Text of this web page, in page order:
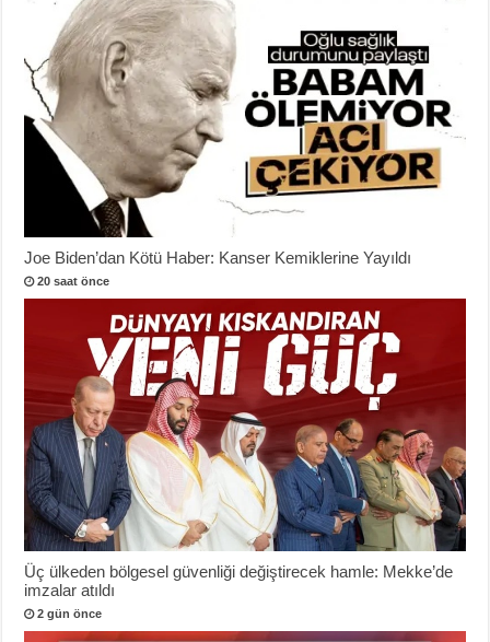
Joe Biden’dan Kötü Haber: Kanser Kemiklerine Yayıldı
20 saat önce
Üç ülkeden bölgesel güvenliği değiştirecek hamle: Mekke’de
imzalar atıldı
2 gün önce